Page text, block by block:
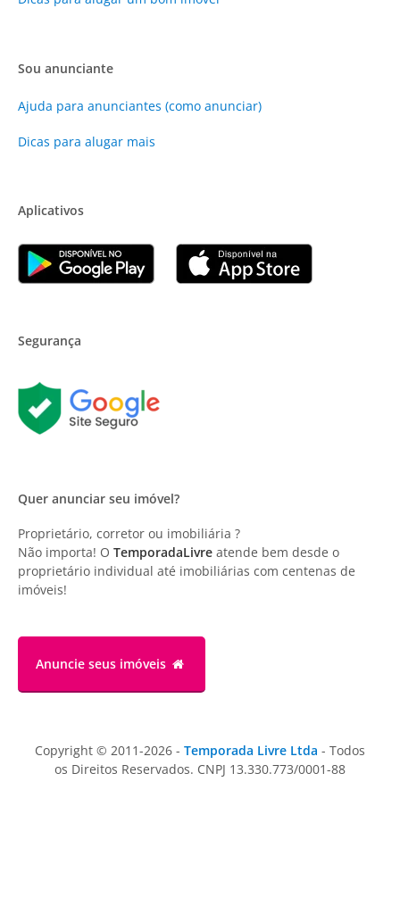
Sou anunciante
Ajuda para anunciantes (como anunciar)
Dicas para alugar mais
Aplicativos
Segurança
Quer anunciar seu imóvel?
Proprietário, corretor ou imobiliária ?
Não importa! O TemporadaLivre atende bem desde o
proprietário individual até imobiliárias com centenas de
imóveis!
Anuncie seus imóveis
Copyright © 2011-2026 - Temporada Livre Ltda - Todos
os Direitos Reservados. CNPJ 13.330.773/0001-88